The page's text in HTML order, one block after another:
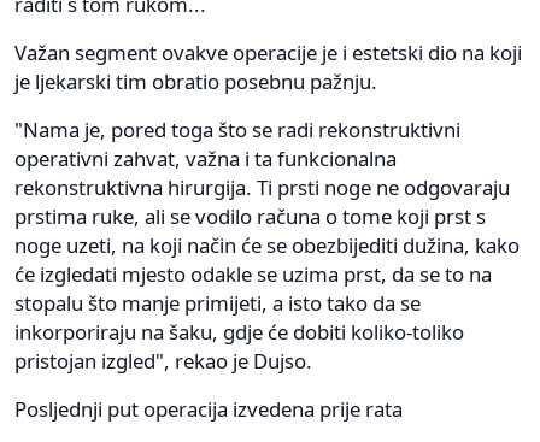
Važan segment ovakve operacije je i estetski dio na koji
je ljekarski tim obratio posebnu pažnju.
"Nama je, pored toga što se radi rekonstruktivni
operativni zahvat, važna i ta funkcionalna
rekonstruktivna hirurgija. Ti prsti noge ne odgovaraju
prstima ruke, ali se vodilo računa o tome koji prst s
noge uzeti, na koji način će se obezbijediti dužina, kako
će izgledati mjesto odakle se uzima prst, da se to na
stopalu što manje primijeti, a isto tako da se
inkorporiraju na šaku, gdje će dobiti koliko-toliko
pristojan izgled", rekao je Dujso.
Posljednji put operacija izvedena prije rata